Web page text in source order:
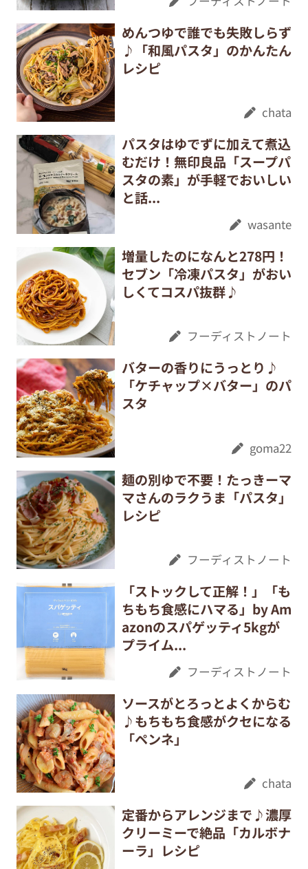
めんつゆで誰でも失敗しらず
♪「和風パスタ」のかんたん
レシピ
chata
パスタはゆでずに加えて煮込
むだけ！無印良品「スープパ
スタの素」が手軽でおいしい
と話...
wasante
増量したのになんと278円！
セブン「冷凍パスタ」がおい
しくてコスパ抜群♪
フーディストノート
バターの香りにうっとり♪
「ケチャップ×バター」のパ
スタ
goma22
麺の別ゆで不要！たっきーマ
マさんのラクうま「パスタ」
レシピ
フーディストノート
「ストックして正解！」「も
ちもち食感にハマる」by Am
azonのスパゲッティ5kgが
プライム...
フーディストノート
ソースがとろっとよくからむ
♪もちもち食感がクセになる
「ペンネ」
chata
定番からアレンジまで♪濃厚
クリーミーで絶品「カルボナ
ーラ」レシピ